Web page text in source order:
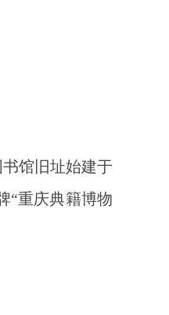
馆旧址始建于
“重庆典籍博物